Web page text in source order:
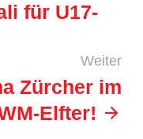
für U17-
Weiter
Zürcher im
Elfter!